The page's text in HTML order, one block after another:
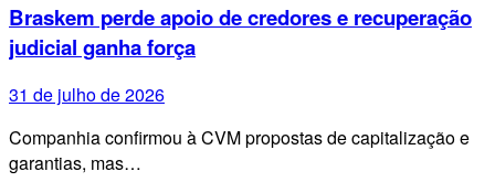
Braskem perde apoio de credores e recuperação
judicial ganha força
31 de julho de 2026
Companhia confirmou à CVM propostas de capitalização e
garantias, mas…